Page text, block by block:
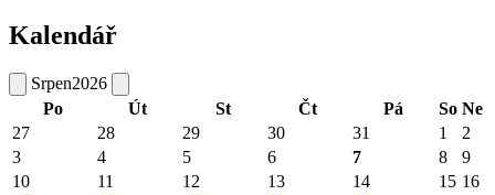
Kalendář
Srpen2026
Po
Út St Čt Pá So Ne
27
28 29 30 31 1
2
3
4 5 6 7 8
9
10
11 12 13 14 15 16